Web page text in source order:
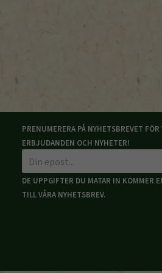
PRENUMERERA PÅ NYHETSBREVET FÖR
ERBJUDANDEN OCH NYHETER!
DE UPPGIFTER DU MATAR IN KOMMER
TILL VÅRA NYHETSBREV.